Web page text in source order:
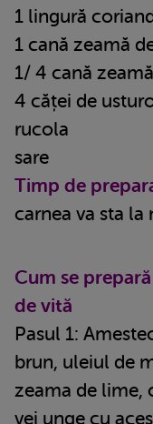
1 lingură
1 cană zeamă
1/ 4 cană
4 căței de
rucola
sare
Timp de
carnea va sta
Cum se
de vită
Pasul 1:
brun, uleiul de
zeama de lime,
vei unge cu